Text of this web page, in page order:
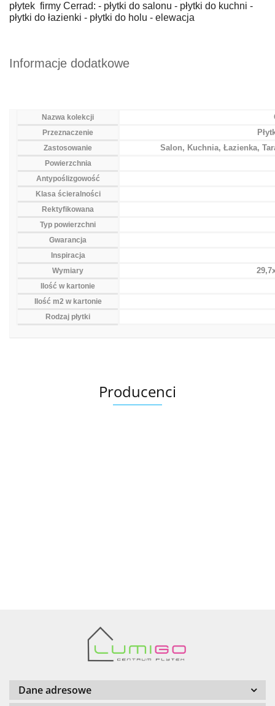
płytek firmy Cerrad: - płytki do salonu - płytki do kuchni -
płytki do łazienki - płytki do holu - elewacja
Informacje dodatkowe
Nazwa kolekcji
Przeznaczenie
Zastosowanie Salon, Kuchnia, Łazienka,
Powierzchnia
Antypoślizgowość
Klasa ścieralności
Rektyfikowana
Typ powierzchni
Gwarancja
Inspiracja
Wymiary
Ilość w kartonie
Ilość m2 w kartonie
Rodzaj płytki
Producenci
Barwolf
Dane adresowe